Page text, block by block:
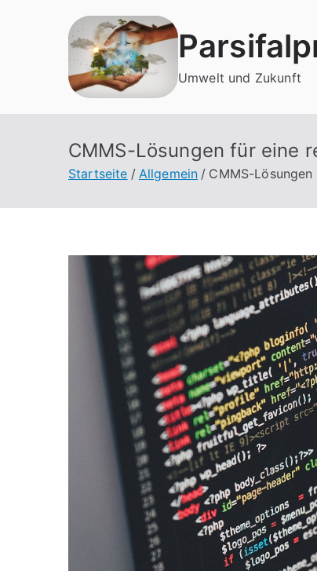
Umwelt und Zukunft
CMMS-Lösungen für eine
Startseite Allgemein CMMS-